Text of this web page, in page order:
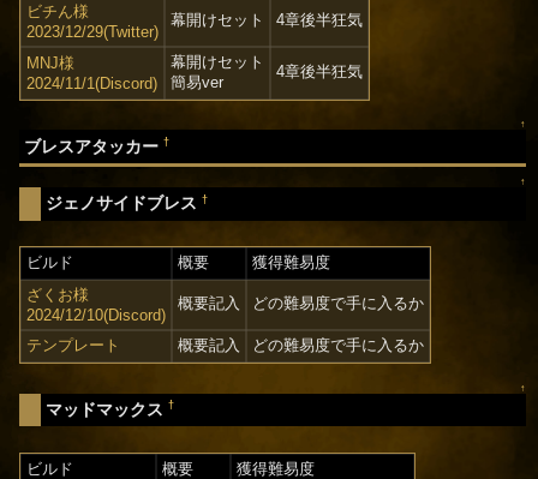
ビチん様
2023/12/29(Twitter)
幕開けセット 4章後半狂気
MNJ様
2024/11/1(Discord)
幕開けセット
簡易ver
4章後半狂気
↑
ブレスアタッカー†
↑
ジェノサイドブレス†
ビルド 概要
獲得難易度
ざくお様
2024/12/10(Discord)
概要記入 どの難易度で手に入るか
テンプレート 概要記入 どの難易度で手に入るか
↑
マッドマックス†
ビルド 概要
獲得難易度